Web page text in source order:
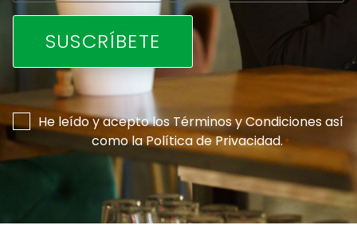
Consentimiento
*
He leído y acepto losTérminos y Condicionesasí
como laPolítica de Privacidad.*